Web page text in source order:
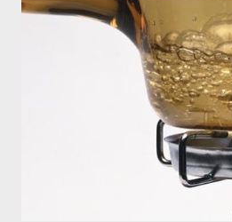
người’ khi uống
Những thói quen tưởng chừng “vô
lại chính là nguyên nhân khiến sức
"xuống cấp". Uống nước đun đi đun
nước thường xuyên không làm phá
làm tăng nồng độ và những thay
sức khoẻ sẽ xảy ra. Trong nước